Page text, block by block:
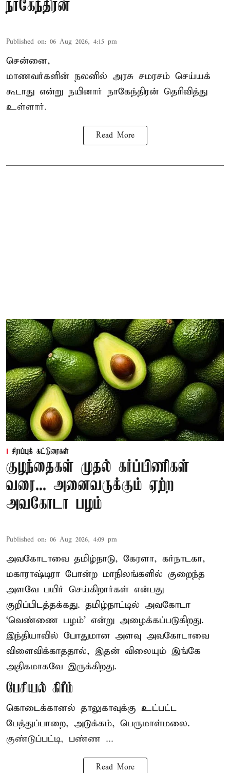
நாகேந்திரன்
Published on: 06 Aug 2026, 4:15 pm
சென்னை,
மாணவர்களின் நலனில் அரசு சமரசம் செய்யக்
கூடாது என்று நயினார் நாகேந்திரன் தெரிவித்து
உள்ளார்.
Read More
சிறப்புக் கட்டுரைகள்
குழந்தைகள் முதல் கர்ப்பிணிகள்
வரை... அனைவருக்கும் ஏற்ற
அவகோடா பழம்
Published on: 06 Aug 2026, 4:09 pm
அவகோடாவை தமிழ்நாடு, கேரளா, கர்நாடகா,
மகாராஷ்டிரா போன்ற மாநிலங்களில் குறைந்த
அளவே பயிர் செய்கிறார்கள் என்பது
குறிப்பிடத்தக்கது. தமிழ்நாட்டில் அவகோடா
‘வெண்ணை பழம்’ என்று அழைக்கப்படுகிறது.
இந்தியாவில் போதுமான அளவு அவகோடாவை
விளைவிக்காததால், இதன் விலையும் இங்கே
அதிகமாகவே இருக்கிறது.
பேசியல் கிரீம்
கொடைக்கானல் தாலுகாவுக்கு உட்பட்ட
பேத்துப்பாறை, அடுக்கம், பெருமாள்மலை.
குண்டுப்பட்டி, பண்ண ...
Read More